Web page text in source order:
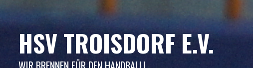
HSV TROISDORF E.V.